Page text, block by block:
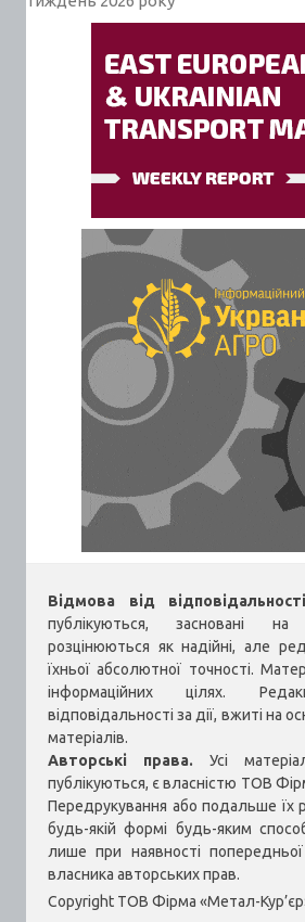
Відмова від
публікуються, засновані
розцінюються як надійні, але
їхньої абсолютної точності.
інформаційних цілях.
відповідальності за дії, вжиті на
матеріалів.
Авторські права. Усі
публікуються, є власністю ТОВ
Передрукування або подальше їх
будь-якій формі будь-яким
лише при наявності
власника авторських прав.
Copyright ТОВ Фірма «Метал-